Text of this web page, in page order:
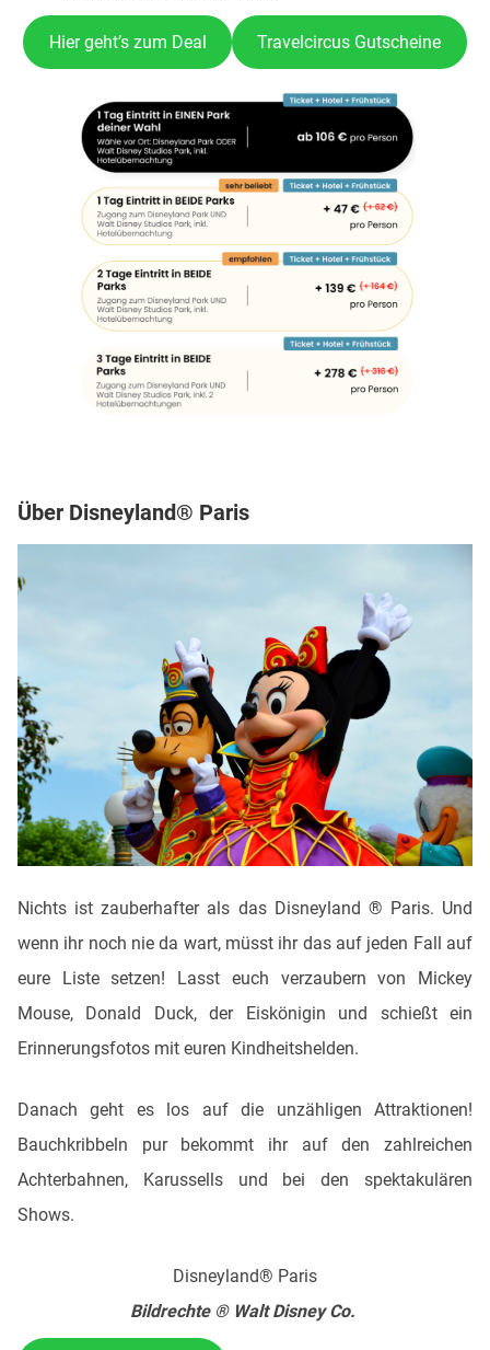
Hier geht’s zum Deal Travelcircus Gutscheine
Über Disneyland® Paris
Nichts ist zauberhafter als das Disneyland ® Paris. Und
wenn ihr noch nie da wart, müsst ihr das auf jeden Fall auf
eure Liste setzen! Lasst euch verzaubern von Mickey
Mouse, Donald Duck, der Eiskönigin und schießt ein
Erinnerungsfotos mit euren Kindheitshelden.
Danach geht es los auf die unzähligen Attraktionen!
Bauchkribbeln pur bekommt ihr auf den zahlreichen
Achterbahnen, Karussells und bei den spektakulären
Shows.
Disneyland® Paris
Bildrechte ® Walt Disney Co.